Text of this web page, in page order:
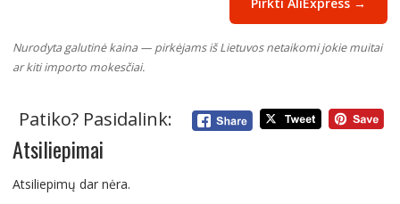
Nurodyta galutinė kaina — pirkėjams iš Lietuvos netaikomi jokie muitai
ar kiti importo mokesčiai.
Patiko? Pasidalink:
Atsiliepimai
Atsiliepimų dar nėra.